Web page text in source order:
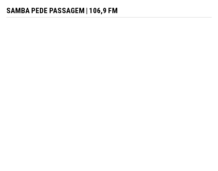
SAMBA PEDE PASSAGEM | 106,9 FM